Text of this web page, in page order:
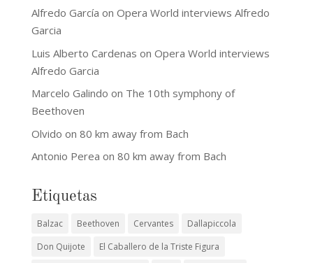
Alfredo García on Opera World interviews Alfredo
Garcia
Luis Alberto Cardenas on Opera World interviews
Alfredo Garcia
Marcelo Galindo on The 10th symphony of
Beethoven
Olvido on 80 km away from Bach
Antonio Perea on 80 km away from Bach
Etiquetas
Balzac Beethoven Cervantes
Dallapiccola
Don Quijote
El Caballero de la Triste Figura